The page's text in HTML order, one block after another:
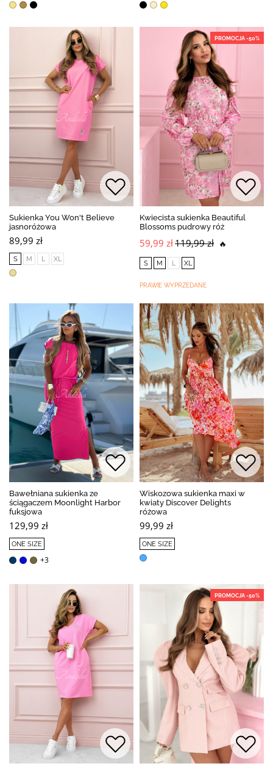
Sukienka You Won't Believe
jasnoróżowa
89,99 zł
S M L XL
PROMOCJA -50%
Kwiecista sukienka Beautiful
Blossoms pudrowy róż
59,99 zł119,99 zł 🔥
S M L XL
PRAWIE WYPRZEDANE
Bawełniana sukienka ze
ściągaczem Moonlight Harbor
fuksjowa
129,99 zł
ONE SIZE
+3
Wiskozowa sukienka maxi w
kwiaty Discover Delights
różowa
99,99 zł
ONE SIZE
PROMOCJA -50%